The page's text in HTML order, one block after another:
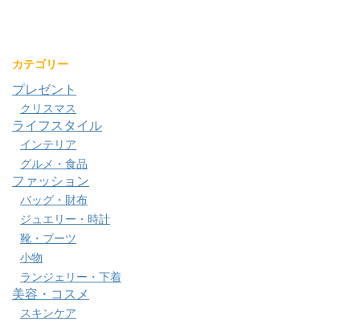
カテゴリー
プレゼント
クリスマス
ライフスタイル
インテリア
グルメ・食品
ファッション
バッグ・財布
ジュエリー・時計
靴・ブーツ
小物
ランジェリー・下着
美容・コスメ
スキンケア